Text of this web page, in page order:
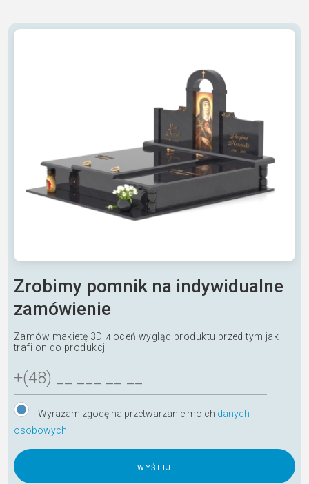
Zrobimy pomnik na indywidualne
zamówienie
Zamów makietę 3D и oceń wygląd produktu przed tym jak
trafi on do produkcji
Wyrażam zgodę na przetwarzanie moich danych
osobowych